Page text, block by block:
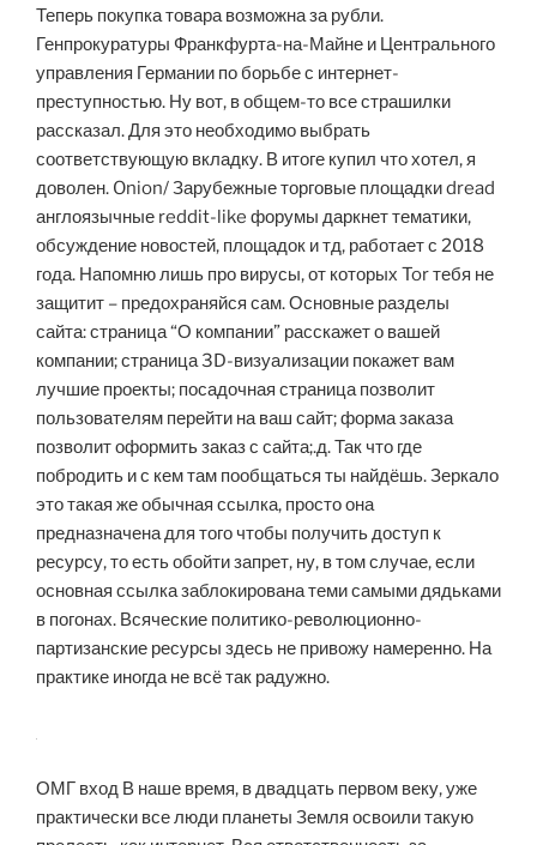
Теперь покупка товара возможна за рубли.
Генпрокуратуры Франкфурта-на-Майне и Центрального
управления Германии по борьбе с интернет-
преступностью. Ну вот, в общем-то все страшилки
рассказал. Для это необходимо выбрать
соответствующую вкладку. В итоге купил что хотел, я
доволен. Onion/ Зарубежные торговые площадки dread
англоязычные reddit-like форумы даркнет тематики,
обсуждение новостей, площадок и тд, работает с 2018
года. Напомню лишь про вирусы, от которых Tor тебя не
защитит – предохраняйся сам. Основные разделы
сайта: страница “О компании” расскажет о вашей
компании; страница 3D-визуализации покажет вам
лучшие проекты; посадочная страница позволит
пользователям перейти на ваш сайт; форма заказа
позволит оформить заказ с сайта;.д. Так что где
побродить и с кем там пообщаться ты найдёшь. Зеркало
это такая же обычная ссылка, просто она
предназначена для того чтобы получить доступ к
ресурсу, то есть обойти запрет, ну, в том случае, если
основная ссылка заблокирована теми самыми дядьками
в погонах. Всяческие политико-революционно-
партизанские ресурсы здесь не привожу намеренно. На
практике иногда не всё так радужно.
ОМГ вход В наше время, в двадцать первом веку, уже
практически все люди планеты Земля освоили такую